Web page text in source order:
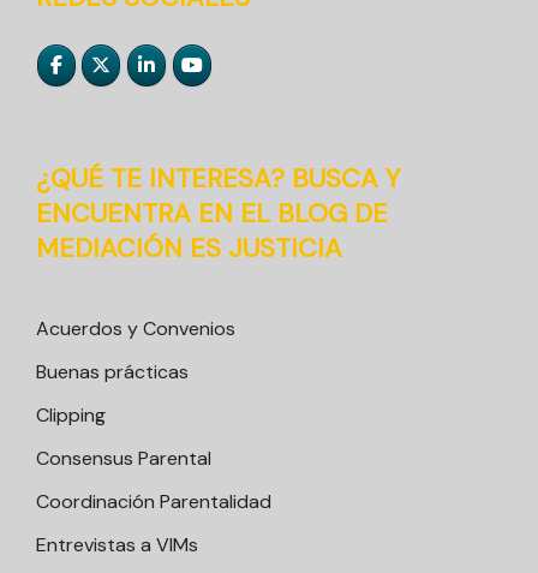
¿QUÉ TE INTERESA? BUSCA Y
ENCUENTRA EN EL BLOG DE
MEDIACIÓN ES JUSTICIA
Acuerdos y Convenios
Buenas prácticas
Clipping
Consensus Parental
Coordinación Parentalidad
Entrevistas a VIMs